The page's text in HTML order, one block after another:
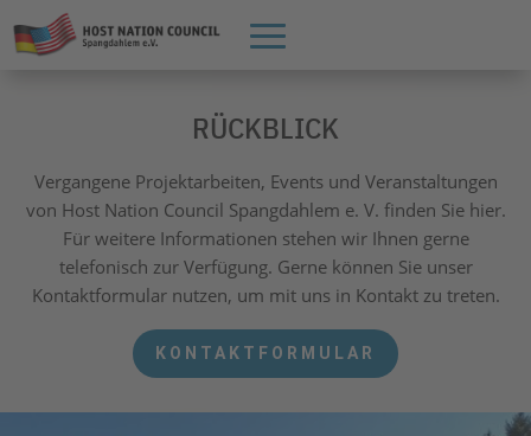
RÜCKBLICK
Vergangene Projektarbeiten, Events und Veranstaltungen
von Host Nation Council Spangdahlem e. V. finden Sie hier.
Für weitere Informationen stehen wir Ihnen gerne
telefonisch zur Verfügung. Gerne können Sie unser
Kontaktformular nutzen, um mit uns in Kontakt zu treten.
KONTAKTFORMULAR